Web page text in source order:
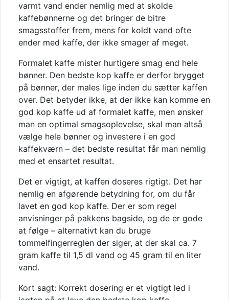
varmt vand ender nemlig med at skolde
kaffebønnerne og det bringer de bitre
smagsstoffer frem, mens for koldt vand ofte
ender med kaffe, der ikke smager af meget.
Formalet kaffe mister hurtigere smag end hele
bønner. Den bedste kop kaffe er derfor brygget
på bønner, der males lige inden du sætter kaffen
over. Det betyder ikke, at der ikke kan komme en
god kop kaffe ud af formalet kaffe, men ønsker
man en optimal smagsoplevelse, skal man altså
vælge hele bønner og investere i en god
kaffekværn – det bedste resultat får man nemlig
med et ensartet resultat.
Det er vigtigt, at kaffen doseres rigtigt. Det har
nemlig en afgørende betydning for, om du får
lavet en god kop kaffe. Der er som regel
anvisninger på pakkens bagside, og de er gode
at følge – alternativt kan du bruge
tommelfingerreglen der siger, at der skal ca. 7
gram kaffe til 1,5 dl vand og 45 gram til en liter
vand.
Kort sagt: Korrekt dosering er et vigtigt led i